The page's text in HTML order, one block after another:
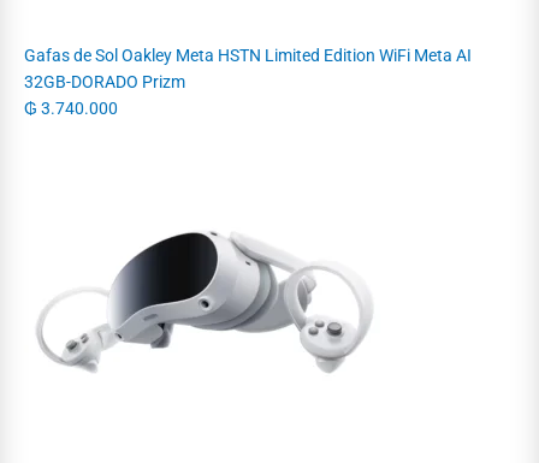
Gafas de Sol Oakley Meta HSTN Limited Edition WiFi Meta AI
32GB-DORADO Prizm
₲ 3.740.000